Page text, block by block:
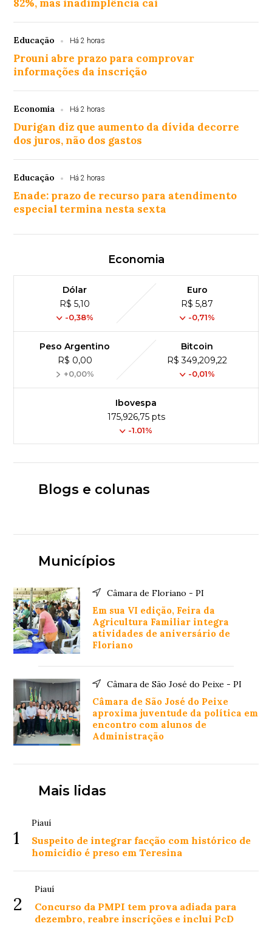
82%, mas inadimplência cai
Educação Há 2 horas
Prouni abre prazo para comprovar
informações da inscrição
Economia Há 2 horas
Durigan diz que aumento da dívida decorre
dos juros, não dos gastos
Educação Há 2 horas
Enade: prazo de recurso para atendimento
especial termina nesta sexta
Economia
Dólar
R$ 5,10
-0,38%
Euro
R$ 5,87
-0,71%
Peso Argentino
R$ 0,00
+0,00%
Bitcoin
R$ 349,209,22
-0,01%
Ibovespa
175,926,75 pts
-1.01%
Blogs e colunas
Municípios
Câmara de Floriano - PI
Em sua VI edição, Feira da
Agricultura Familiar integra
atividades de aniversário de
Floriano
Câmara de São José do Peixe - PI
Câmara de São José do Peixe
aproxima juventude da política em
encontro com alunos de
Administração
Mais lidas
1
Piauí
Suspeito de integrar facção com histórico de
homicídio é preso em Teresina
2
Piauí
Concurso da PMPI tem prova adiada para
dezembro, reabre inscrições e inclui PcD